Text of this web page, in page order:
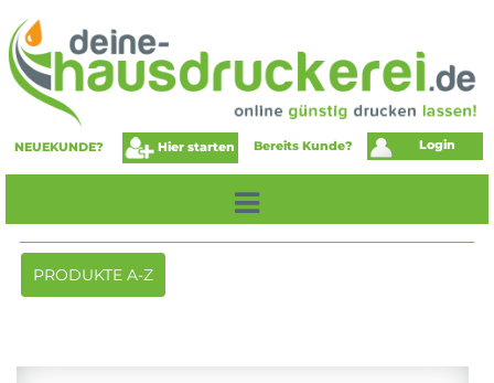
NEUEKUNDE? Hier starten Bereits Kunde? Login
Toggle
navigation
PRODUKTE A-Z